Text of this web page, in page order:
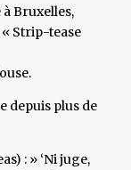
Bruxelles,
« Strip-tease
depuis plus de
: » ‘Ni juge,